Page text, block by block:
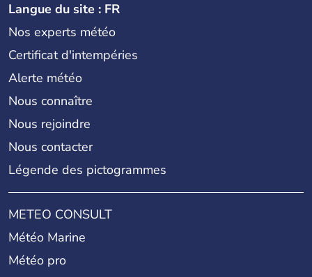
Langue du site : FR
Nos experts météo
Certificat d'intempéries
Alerte météo
Nous connaître
Nous rejoindre
Nous contacter
Légende des pictogrammes
METEO CONSULT
Météo Marine
Météo pro